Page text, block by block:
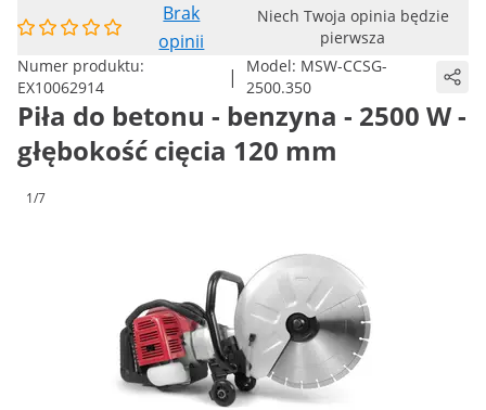
Brak
opinii
Niech Twoja opinia będzie
pierwsza
Numer produktu:
EX10062914
| Model: MSW-CCSG-
2500.350
Piła do betonu - benzyna - 2500 W -
głębokość cięcia 120 mm
1/7